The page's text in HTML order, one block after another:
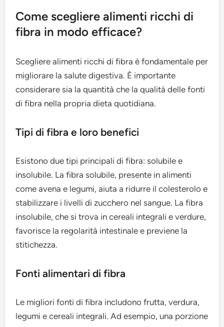
Come scegliere alimenti ricchi di
fibra in modo efficace?
Scegliere alimenti ricchi di fibra è fondamentale per
migliorare la salute digestiva. È importante
considerare sia la quantità che la qualità delle fonti
di fibra nella propria dieta quotidiana.
Tipi di fibra e loro benefici
Esistono due tipi principali di fibra: solubile e
insolubile. La fibra solubile, presente in alimenti
come avena e legumi, aiuta a ridurre il colesterolo e
stabilizzare i livelli di zucchero nel sangue. La fibra
insolubile, che si trova in cereali integrali e verdure,
favorisce la regolarità intestinale e previene la
stitichezza.
Fonti alimentari di fibra
Le migliori fonti di fibra includono frutta, verdura,
legumi e cereali integrali. Ad esempio, una porzione